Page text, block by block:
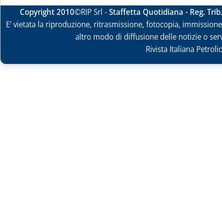
Copyright 2010©RIP Srl -Staffetta Quotidiana - Reg.
E' vietata la riproduzione, ritrasmissione, fotocopia,
altro modo di diffusione delle notizie o
Rivista Italiana